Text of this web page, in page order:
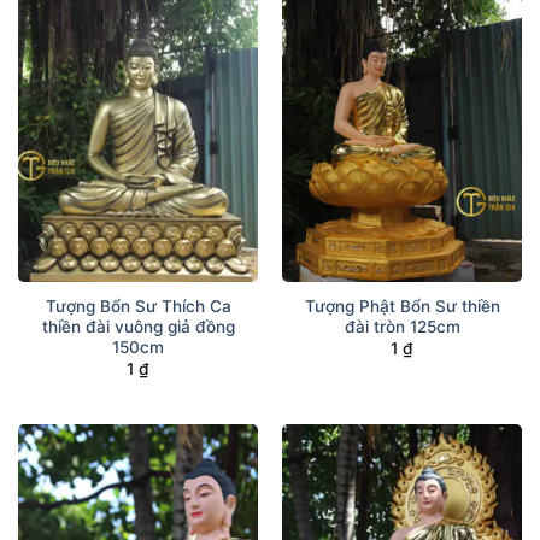
Mời quý Sư, thầy, cô, quý Phật tử hoan hỷ
chiêm ngưỡng những hình ảnh tượng Đức
Phật Thích Ca ngồi thiền định rất đẹp do
cơ sở điêu khắc Trần Gia tôn tạo nhé.
Tượng Bổn Sư Thích Ca
thiền đài vuông giả đồng
150cm
1 ₫
Tượng Phật Bổn Sư thiền
đài tròn 125cm
1 ₫